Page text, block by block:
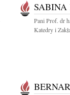
Pani Prof. dr
Katedry i